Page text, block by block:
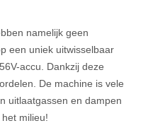
namelijk geen
een uniek uitwisselbaar
accu. Dankzij deze
De machine is vele
uitlaatgassen en dampen
milieu!